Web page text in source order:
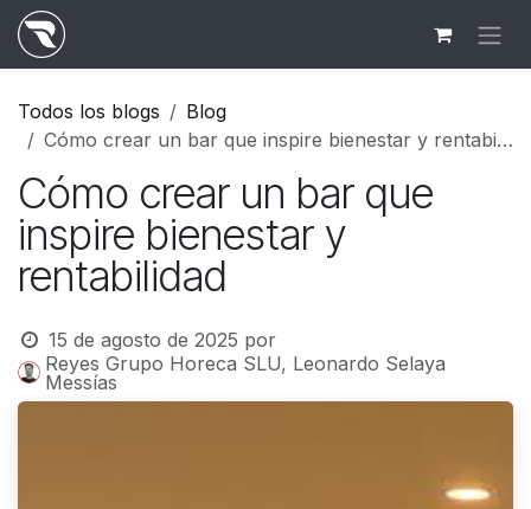
Ir al contenido
Todos los blogs
Blog
Cómo crear un bar que inspire bienestar y rentabilidad
Cómo crear un bar que
inspire bienestar y
rentabilidad
15 de agosto de 2025 por
Reyes Grupo Horeca SLU, Leonardo Selaya
Messías